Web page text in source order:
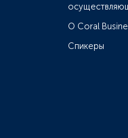
О Coral
Спикеры